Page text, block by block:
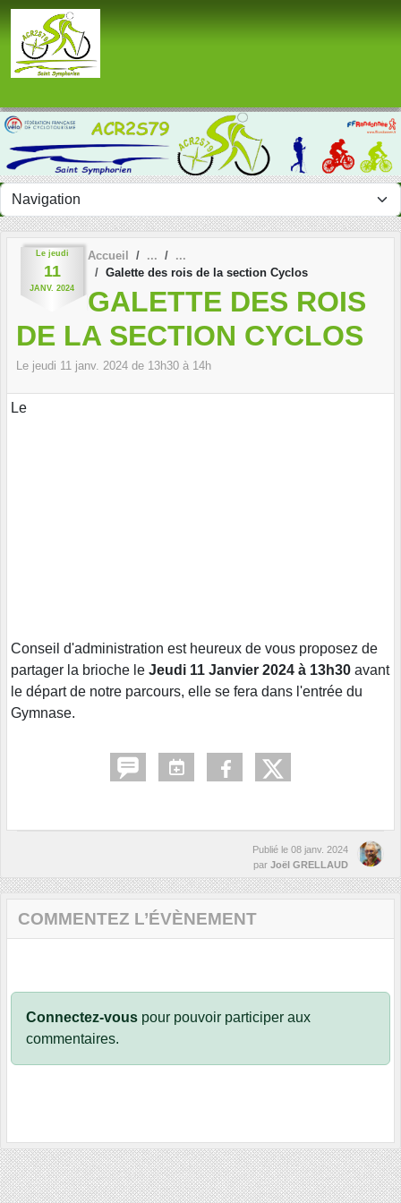
Le jeudi
11
JANV. 2024
Accueil
Galette des rois de la section Cyclos
GALETTE DES ROIS
DE LA SECTION CYCLOS
Le jeudi 11 janv. 2024 de 13h30 à 14h
Le
Conseil d'administration est heureux de vous proposez de
partager la brioche le Jeudi 11 Janvier 2024 à 13h30 avant
le départ de notre parcours, elle se fera dans l'entrée du
Gymnase.
Publié le 08 janv. 2024
par Joël GRELLAUD
COMMENTEZ L’ÉVÈNEMENT
Connectez-vous pour pouvoir participer aux
commentaires.
Panneau de gestion des cookies